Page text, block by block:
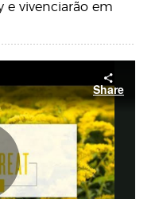
e vivenciarão em